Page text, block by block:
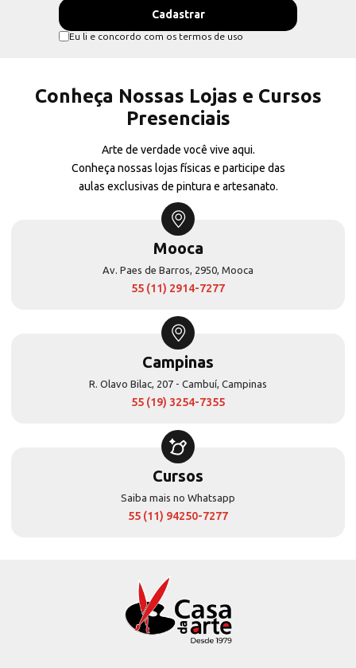
Eu li e concordo com os termos de uso
Conheça Nossas Lojas e Cursos
Presenciais
Arte de verdade você vive aqui.
Conheça nossas lojas físicas e participe das
aulas exclusivas de pintura e artesanato.
Mooca
Av. Paes de Barros, 2950, Mooca
55 (11) 2914-7277
Campinas
R. Olavo Bilac, 207 - Cambuí, Campinas
55 (19) 3254-7355
Cursos
Saiba mais no Whatsapp
55 (11) 94250-7277